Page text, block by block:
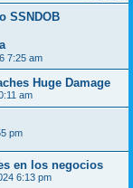
SSNDOB
7:25 am
Huge Damage
am
pm
en los negocios
6:13 pm